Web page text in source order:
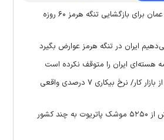
ای‌بی‌سی: توافق ایران و عمان برای بازگشایی تنگه هرمز ۶۰ روزه
ایران در تنگه هرمز عوارض بگیرد
هسته‌ای ایران را متوقف نکرده است
خروج یک میلیون کارگر از بازار کار/ نرخ بیکاری ۷ درصدی واقعی
رویترز: آمریکا فروش بیش از ۵۲۵۰ موشک پاتریوت به چند کشور